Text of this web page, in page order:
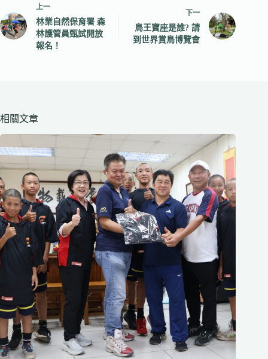
上一
林業自然保育署 森
林護管員甄試開放
報名！
下一
鳥王寶座是誰? 請
到世界賞鳥博覽會
相關文章